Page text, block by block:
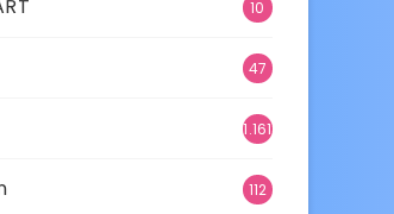
10
47
1.161
112